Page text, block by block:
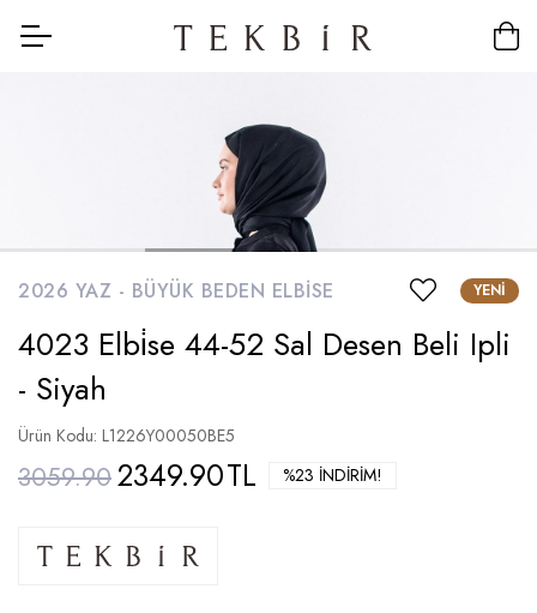
2026 YAZ - BÜYÜK BEDEN ELBISE YENI
4023 Elbi̇se 44-52 Sal Desen Beli Ipli
- Siyah
Ürün Kodu: L1226Y00050BE5
3059.902349.90TL %23 İNDIRIM!